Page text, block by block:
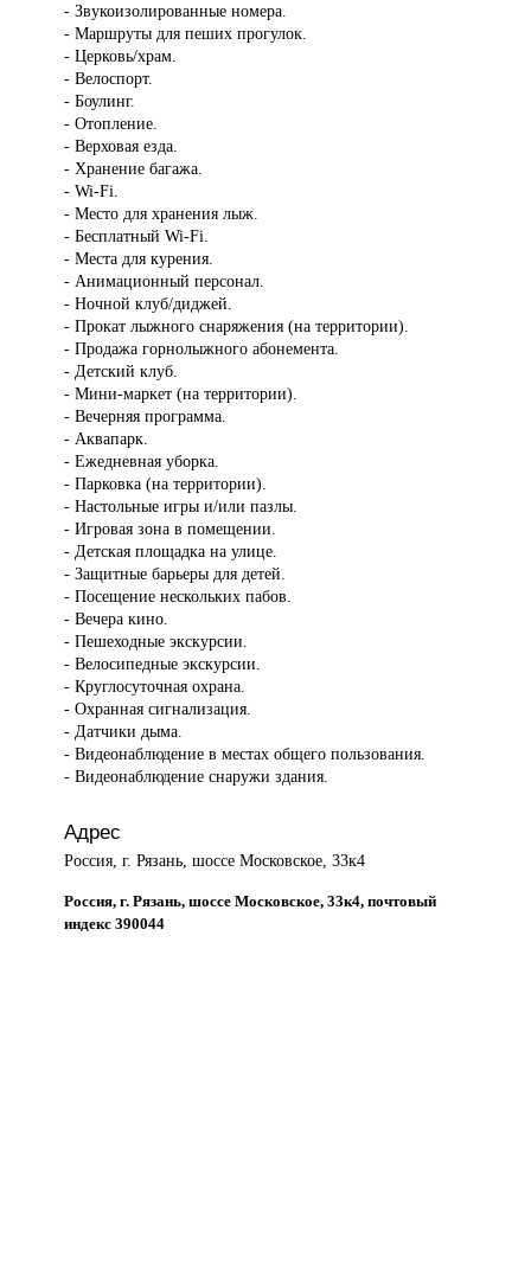
- Звукоизолированные номера.
- Маршруты для пеших прогулок.
- Церковь/храм.
- Велоспорт.
- Боулинг.
- Отопление.
- Верховая езда.
- Хранение багажа.
- Wi-Fi.
- Место для хранения лыж.
- Бесплатный Wi-Fi.
- Места для курения.
- Анимационный персонал.
- Ночной клуб/диджей.
- Прокат лыжного снаряжения (на территории).
- Продажа горнолыжного абонемента.
- Детский клуб.
- Мини-маркет (на территории).
- Вечерняя программа.
- Аквапарк.
- Ежедневная уборка.
- Парковка (на территории).
- Настольные игры и/или пазлы.
- Игровая зона в помещении.
- Детская площадка на улице.
- Защитные барьеры для детей.
- Посещение нескольких пабов.
- Вечера кино.
- Пешеходные экскурсии.
- Велосипедные экскурсии.
- Круглосуточная охрана.
- Охранная сигнализация.
- Датчики дыма.
- Видеонаблюдение в местах общего пользования.
- Видеонаблюдение снаружи здания.
Адрес
Россия, г. Рязань, шоссе Московское, 33к4
Россия, г. Рязань, шоссе Московское, 33к4, почтовый
индекс 390044